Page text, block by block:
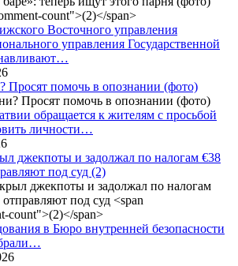
Восточного управления
управления Государственной
Просят помочь в опознании (фото)
обращается к жителям с просьбой
личности…
джекпоты и задолжал по налогам €38
под суд (2)
в Бюро внутренней безопасности